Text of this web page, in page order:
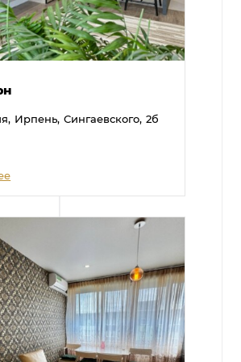
Ирпень, Сингаевского, 2б